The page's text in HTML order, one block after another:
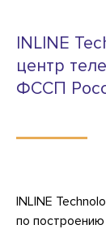
INLINE
центр
ФССП
INLINE
по